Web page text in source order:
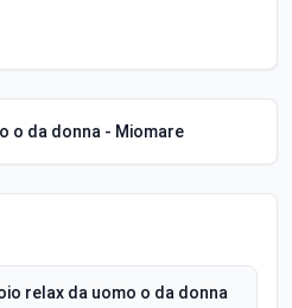
o da donna - Miomare
relax da uomo o da donna